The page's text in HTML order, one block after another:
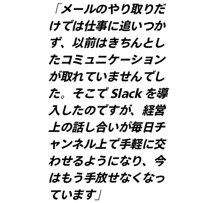
「メールのやり取りだ
けでは仕事に追いつか
ず、以前はきちんとし
たコミュニケーション
が取れていませんでし
た。そこで Slack を導
入したのですが、経営
上の話し合いが毎日チ
ャンネル上で手軽に交
わせるようになり、今
はもう手放せなくなっ
ています」